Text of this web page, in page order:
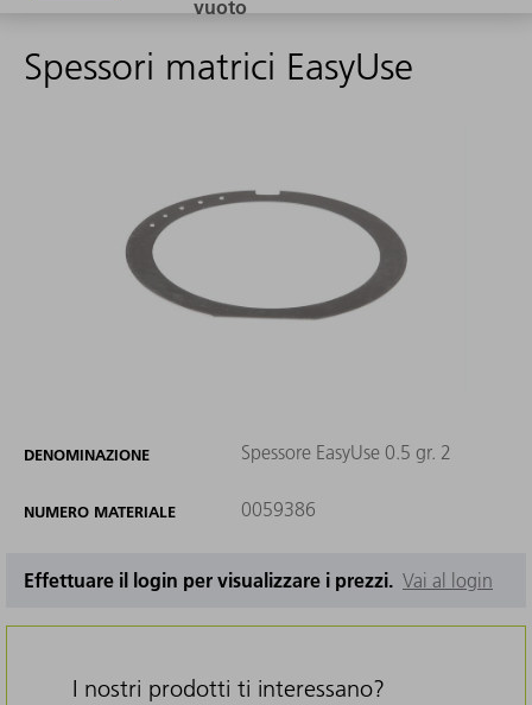
Spessori matrici EasyUse
DENOMINAZIONE Spessore EasyUse 0.5 gr. 2
NUMERO MATERIALE 0059386
Effettuare il login per visualizzare i prezzi. Vai al login
I nostri prodotti ti interessano?